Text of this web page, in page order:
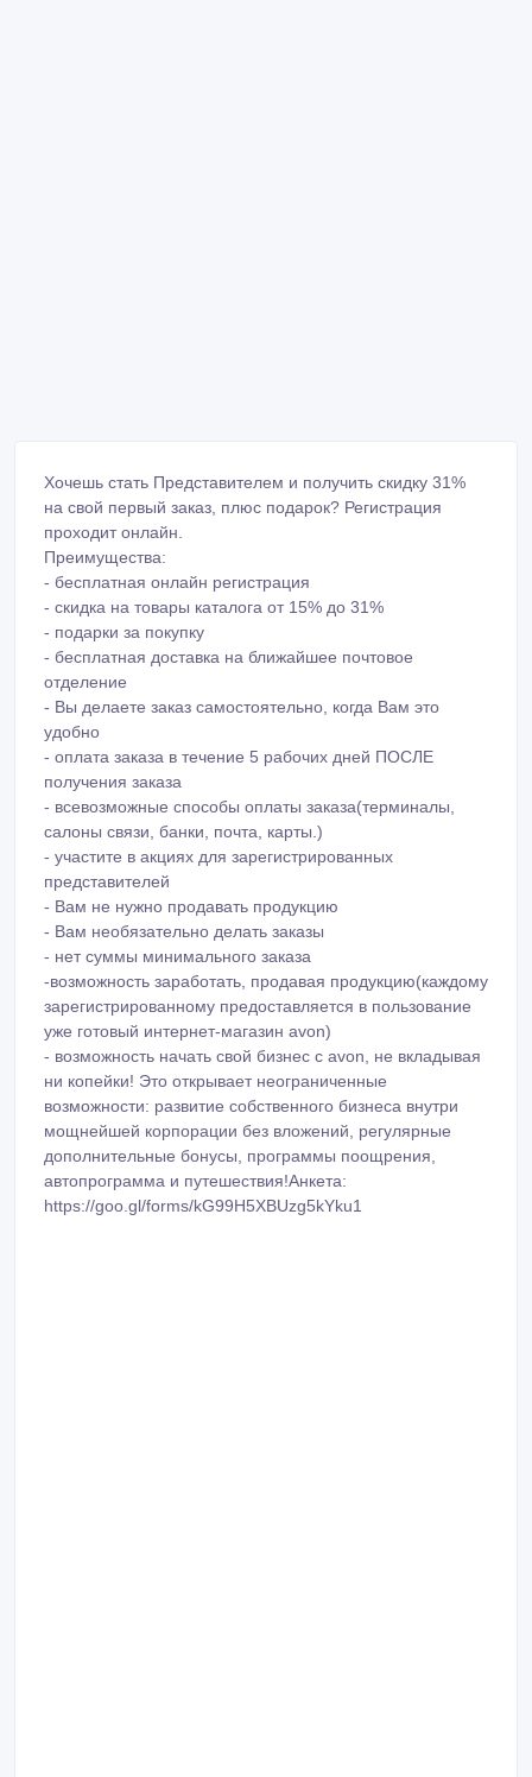
Хочешь стать Представителем и получить скидку 31%
на свой первый заказ, плюс подарок? Регистрация
проходит онлайн.
Преимущества:
- бесплатная онлайн регистрация
- скидка на товары каталога от 15% до 31%
- подарки за покупку
- бесплатная доставка на ближайшее почтовое
отделение
- Вы делаете заказ самостоятельно, когда Вам это
удобно
- оплата заказа в течение 5 рабочих дней ПОСЛЕ
получения заказа
- всевозможные способы оплаты заказа(терминалы,
салоны связи, банки, почта, карты.)
- участите в акциях для зарегистрированных
представителей
- Вам не нужно продавать продукцию
- Вам необязательно делать заказы
- нет суммы минимального заказа
-возможность заработать, продавая продукцию(каждому
зарегистрированному предоставляется в пользование
уже готовый интернет-магазин avon)
- возможность начать свой бизнес с avon, не вкладывая
ни копейки! Это открывает неограниченные
возможности: развитие собственного бизнеса внутри
мощнейшей корпорации без вложений, регулярные
дополнительные бонусы, программы поощрения,
автопрограмма и путешествия!Анкета:
https://goo.gl/forms/kG99H5XBUzg5kYku1